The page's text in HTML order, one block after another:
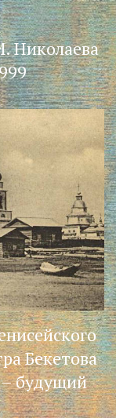
Николаева
Бекетова
– будущий